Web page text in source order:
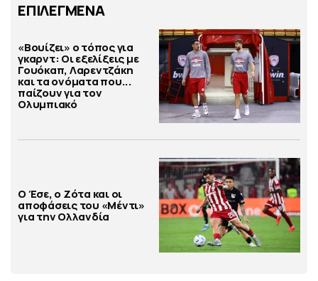
ΕΠΙΛΕΓΜΕΝΑ
«Βουίζει» ο τόπος για
γκαρντ: Οι εξελίξεις με
Γουόκαπ, Λαρεντζάκη
και τα ονόματα που...
παίζουν για τον
Ολυμπιακό
Ο Έσε, ο Ζότα και οι
αποφάσεις του «Μέντι»
για την Ολλανδία